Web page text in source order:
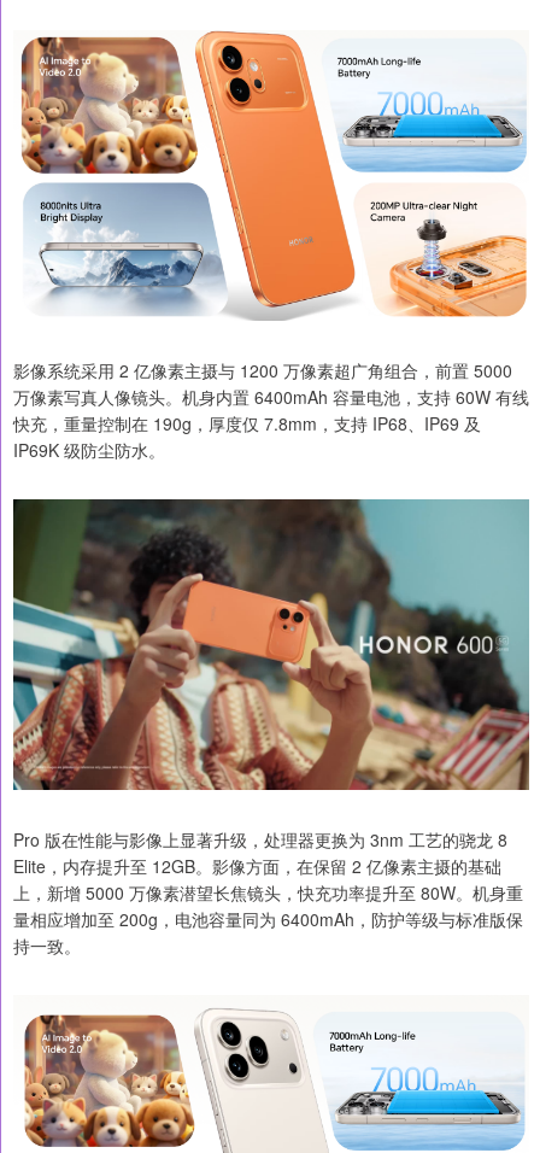
影像系统采用 2 亿像素主摄与 1200 万像素超广角组合，前置 5000
万像素写真人像镜头。机身内置 6400mAh 容量电池，支持 60W 有线
快充，重量控制在 190g，厚度仅 7.8mm，支持 IP68、IP69 及
IP69K 级防尘防水。
Pro 版在性能与影像上显著升级，处理器更换为 3nm 工艺的骁龙 8
Elite，内存提升至 12GB。影像方面，在保留 2 亿像素主摄的基础
上，新增 5000 万像素潜望长焦镜头，快充功率提升至 80W。机身重
量相应增加至 200g，电池容量同为 6400mAh，防护等级与标准版保
持一致。